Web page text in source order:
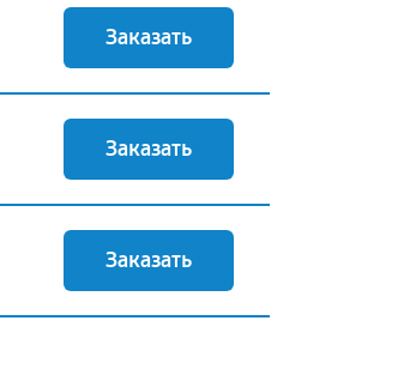
Заказать
Заказать
Заказать